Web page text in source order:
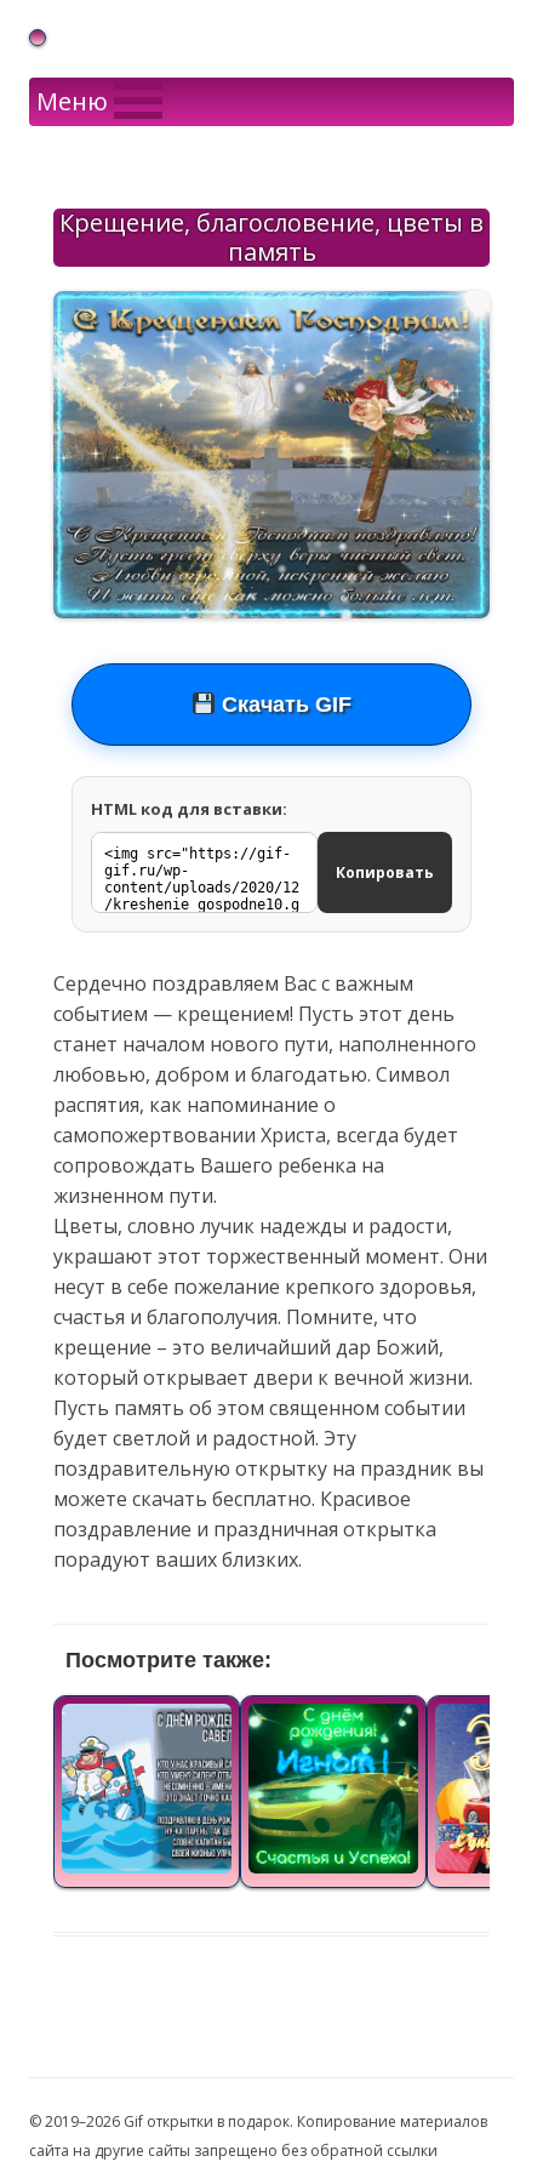
Gif Открытки в подарок
Меню
Крещение, благословение, цветы в
память
Скачать GIF
HTML код для вставки:
Копировать
Сердечно поздравляем Вас с важным
событием — крещением! Пусть этот день
станет началом нового пути, наполненного
любовью, добром и благодатью. Символ
распятия, как напоминание о
самопожертвовании Христа, всегда будет
сопровождать Вашего ребенка на
жизненном пути.
Цветы, словно лучик надежды и радости,
украшают этот торжественный момент. Они
несут в себе пожелание крепкого здоровья,
счастья и благополучия. Помните, что
крещение – это величайший дар Божий,
который открывает двери к вечной жизни.
Пусть память об этом священном событии
будет светлой и радостной. Эту
поздравительную открытку на праздник вы
можете скачать бесплатно. Красивое
поздравление и праздничная открытка
порадуют ваших близких.
Посмотрите также:
© 2019–2026 Gif открытки в подарок. Копирование материалов
сайта на другие сайты запрещено без обратной ссылки